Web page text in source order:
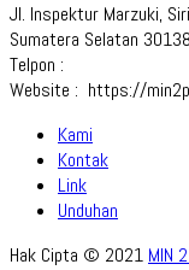
Jl. Inspektur Marzuki,
Sumatera Selatan 30138
Telpon :
Website : https://
Kami
Kontak
Link
Unduhan
Hak Cipta © 2021 MIN